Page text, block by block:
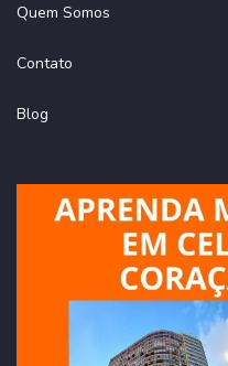
Quem Somos
Contato
Blog